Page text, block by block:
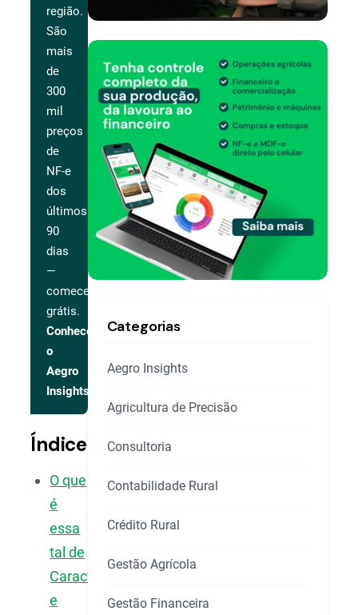
região.
São
mais
de
300
mil
preços
de
NF-e
dos
últimos
90
dias
—
comece
grátis.
Conhecer
o
Aegro
Insights
Índice
O que
é
essa
tal de
Caracterização
e
Categorias
Aegro Insights
Agricultura de Precisão
Consultoria
Contabilidade Rural
Crédito Rural
Gestão Agrícola
Gestão Financeira